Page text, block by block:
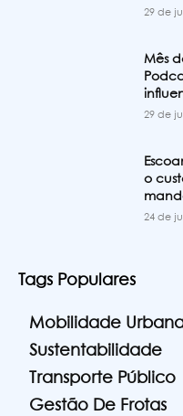
29 de
Mês
29 de
o
24 de
Tags Populares
Mobilidade
Sustentabilidade
Transporte Público
Gestão De Frotas